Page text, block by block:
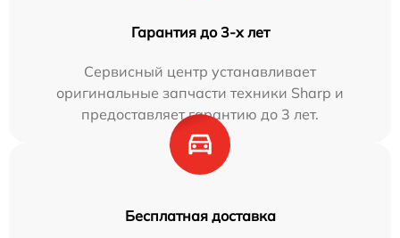
Гарантия до 3-х лет
Сервисный центр устанавливает
оригинальные запчасти техники Sharp и
предоставляет гарантию до 3 лет.
Бесплатная доставка